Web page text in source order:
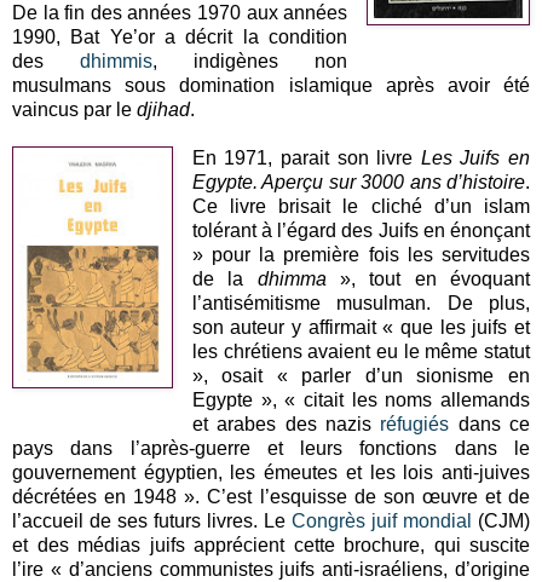
De la fin des années 1970 aux années
1990, Bat Ye’or a décrit la condition
desdhimmis, indigènes non
musulmans sous domination islamique après avoir été
vaincus par le djihad.
En 1971, parait son livre Les Juifs en
Egypte. Aperçu sur 3000 ans d’histoire.
Ce livre brisait le cliché d’un islam
tolérant à l’égard des Juifs en énonçant
» pour la première fois les servitudes
de la dhimma », tout en évoquant
l’antisémitisme musulman. De plus,
son auteur y affirmait « que les juifs et
les chrétiens avaient eu le même statut
», osait « parler d’un sionisme en
Egypte », « citait les noms allemands
et arabes des nazis réfugiés dans ce
pays dans l’après-guerre et leurs fonctions dans le
gouvernement égyptien, les émeutes et les lois anti-juives
décrétées en 1948 ». C’est l’esquisse de son œuvre et de
l’accueil de ses futurs livres. Le Congrès juif mondial
(CJM)
et des médias juifs apprécient cette brochure, qui suscite
l’ire « d’anciens communistes juifs anti-israéliens, d’origine